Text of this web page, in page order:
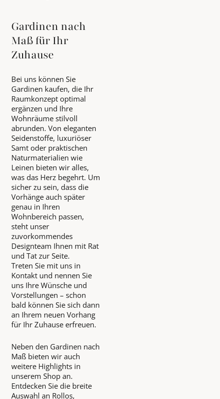
Gardinen nach
Maß für Ihr
Zuhause
Bei uns können Sie
Gardinen kaufen, die Ihr
Raumkonzept optimal
ergänzen und Ihre
Wohnräume stilvoll
abrunden. Von eleganten
Seidenstoffe, luxuriöser
Samt oder praktischen
Naturmaterialien wie
Leinen bieten wir alles,
was das Herz begehrt. Um
sicher zu sein, dass die
Vorhänge auch später
genau in Ihren
Wohnbereich passen,
steht unser
zuvorkommendes
Designteam Ihnen mit Rat
und Tat zur Seite.
Treten Sie mit uns in
Kontakt und nennen Sie
uns Ihre Wünsche und
Vorstellungen – schon
bald können Sie sich dann
an Ihrem neuen Vorhang
für Ihr Zuhause erfreuen.
Neben den Gardinen nach
Maß bieten wir auch
weitere Highlights in
unserem Shop an.
Entdecken Sie die breite
Auswahl an Rollos,